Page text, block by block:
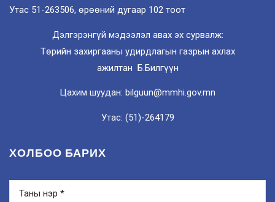
Утас 51-263506, өрөөний дугаар 102 тоот
Дэлгэрэнгүй мэдээлэл авах эх сурвалж:
Төрийн захиргааны удирдлагын газрын ахлах
ажилтан Б.Билгүүн
Цахим шуудан: bilguun@mmhi.gov.mn
Утас: (51)-264179
ХОЛБОО БАРИХ